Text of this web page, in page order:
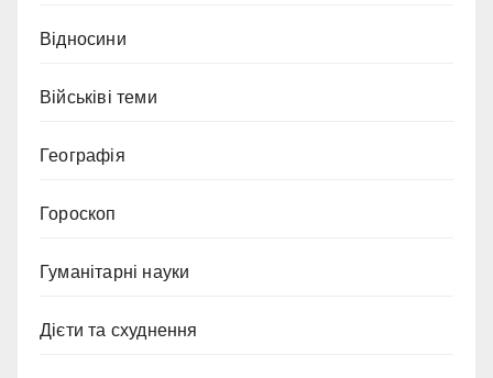
Відносини
Військіві теми
Географія
Гороскоп
Гуманітарні науки
Дієти та схуднення